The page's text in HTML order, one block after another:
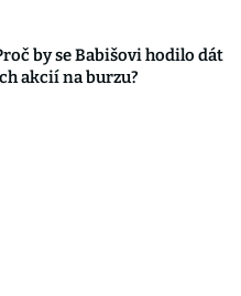
by se Babišovi hodilo dát
akcií na burzu?